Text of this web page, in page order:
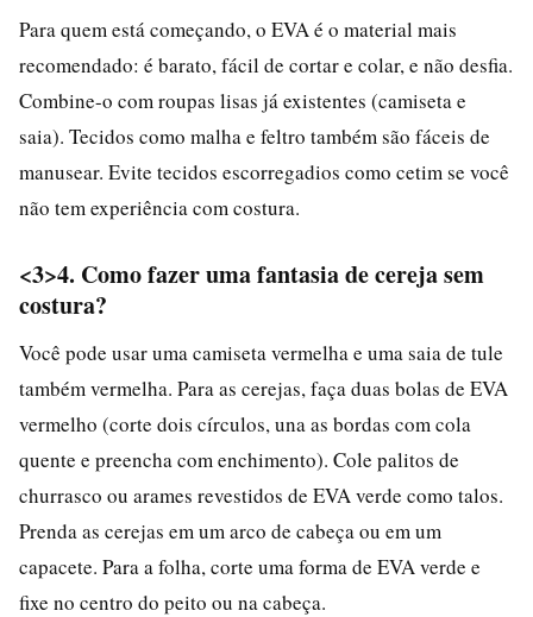
Para quem está começando, o EVA é o material mais
recomendado: é barato, fácil de cortar e colar, e não desfia.
Combine-o com roupas lisas já existentes (camiseta e
saia). Tecidos como malha e feltro também são fáceis de
manusear. Evite tecidos escorregadios como cetim se você
não tem experiência com costura.
<3>4. Como fazer uma fantasia de cereja sem
costura?
Você pode usar uma camiseta vermelha e uma saia de tule
também vermelha. Para as cerejas, faça duas bolas de EVA
vermelho (corte dois círculos, una as bordas com cola
quente e preencha com enchimento). Cole palitos de
churrasco ou arames revestidos de EVA verde como talos.
Prenda as cerejas em um arco de cabeça ou em um
capacete. Para a folha, corte uma forma de EVA verde e
fixe no centro do peito ou na cabeça.